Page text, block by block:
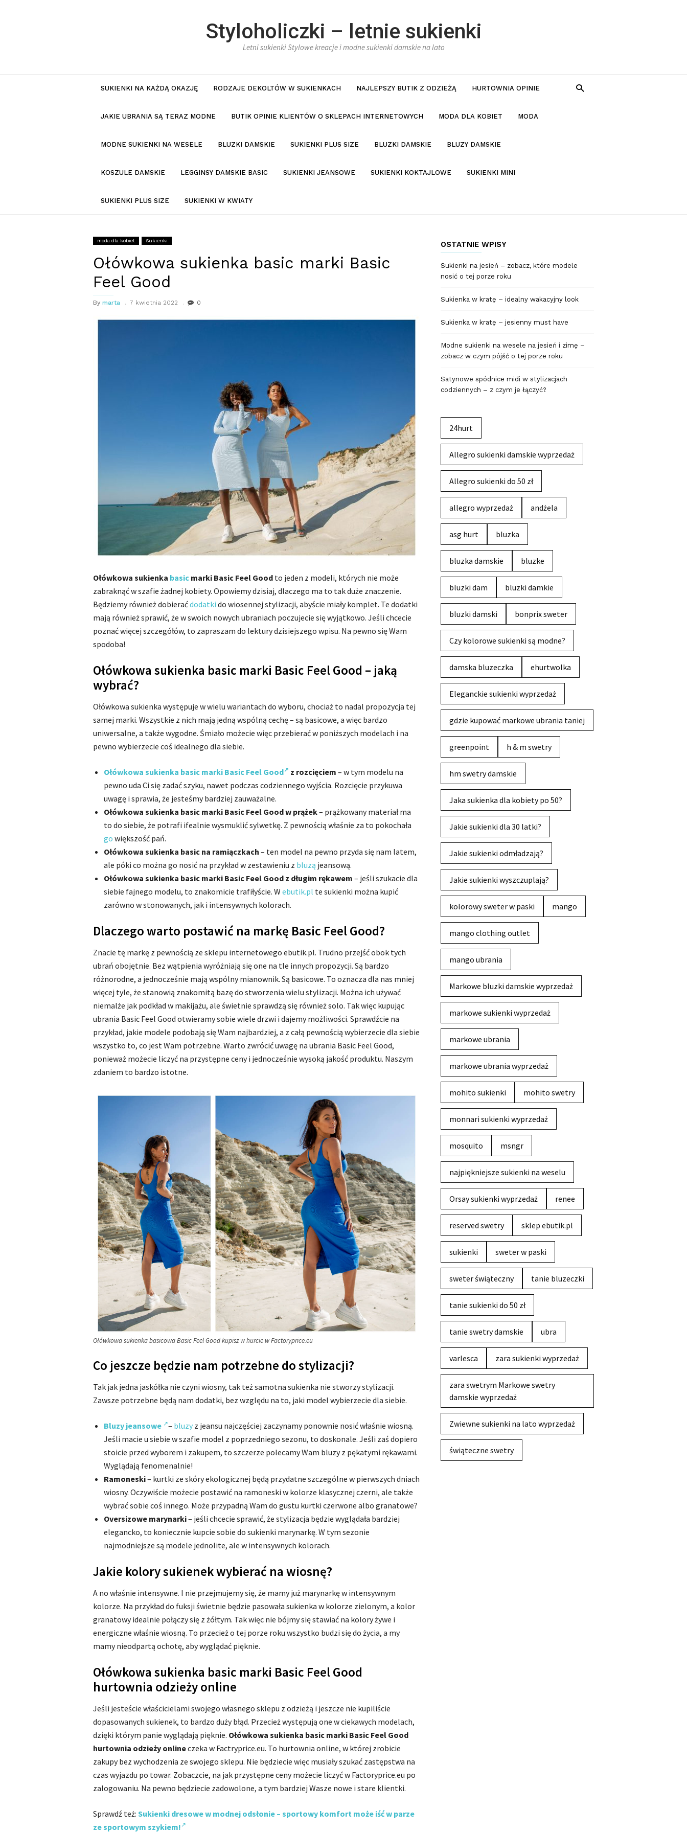
Styloholiczki – letnie sukienki
Letni sukienki Stylowe kreacje i modne sukienki damskie na lato
SUKIENKI NA KAŻDĄ OKAZJĘ RODZAJE DEKOLTÓW W SUKIENKACH NAJLEPSZY BUTIK Z ODZIEŻĄ HURTOWNIA OPINIE
JAKIE UBRANIA SĄ TERAZ MODNE BUTIK OPINIE KLIENTÓW O SKLEPACH INTERNETOWYCH MODA DLA KOBIET MODA
MODNE SUKIENKI NA WESELE BLUZKI DAMSKIE SUKIENKI PLUS SIZE BLUZKI DAMSKIE BLUZY DAMSKIE
KOSZULE DAMSKIE LEGGINSY DAMSKIE BASIC SUKIENKI JEANSOWE SUKIENKI KOKTAJLOWE SUKIENKI MINI
SUKIENKI PLUS SIZE SUKIENKI W KWIATY
moda dla kobiet Sukienki
Ołówkowa sukienka basic marki Basic
Feel Good
By marta 7 kwietnia 2022 0
Ołówkowa sukienka basic marki Basic Feel Good to jeden z modeli, których nie może
zabraknąć w szafie żadnej kobiety. Opowiemy dzisiaj, dlaczego ma to tak duże znaczenie.
Będziemy również dobieraćdodatki do wiosennej stylizacji, abyście miały komplet. Te dodatki
mają również sprawić, że w swoich nowych ubraniach poczujecie się wyjątkowo. Jeśli chcecie
poznać więcej szczegółów, to zapraszam do lektury dzisiejszego wpisu. Na pewno się Wam
spodoba!
Ołówkowa sukienka basic marki Basic Feel Good – jaką
wybrać?
Ołówkowa sukienka występuje w wielu wariantach do wyboru, chociaż to nadal propozycja tej
samej marki. Wszystkie z nich mają jedną wspólną cechę – są basicowe, a więc bardzo
uniwersalne, a także wygodne. Śmiało możecie więc przebierać w poniższych modelach i na
pewno wybierzecie coś idealnego dla siebie.
Ołówkowa sukienka basic marki Basic Feel Good z rozcięciem – w tym modelu na
pewno uda Ci się zadać szyku, nawet podczas codziennego wyjścia. Rozcięcie przykuwa
uwagę i sprawia, że jesteśmy bardziej zauważalne.
Ołówkowa sukienka basic marki Basic Feel Good w prążek– prążkowany materiał ma
to do siebie, że potrafi ifealnie wysmuklić sylwetkę. Z pewnością właśnie za to pokochała
go większość pań.
Ołówkowa sukienka basic na ramiączkach – ten model na pewno przyda się nam latem,
ale póki co można go nosić na przykład w zestawieniu z bluzą jeansową.
Ołówkowa sukienka basic marki Basic Feel Good z długim rękawem – jeśli szukacie dla
siebie fajnego modelu, to znakomicie trafiłyście. W ebutik.pl te sukienki można kupić
zarówno w stonowanych, jak i intensywnych kolorach.
Dlaczego warto postawić na markę Basic Feel Good?
Znacie tę markę z pewnością ze sklepu internetowego ebutik.pl. Trudno przejść obok tych
ubrań obojętnie. Bez wątpienia wyróżniają się one na tle innych propozycji. Są bardzo
różnorodne, a jednocześnie mają wspólny mianownik. Są basicowe. To oznacza dla nas mniej
więcej tyle, że stanowią znakomitą bazę do stworzenia wielu stylizacji. Można ich używać
niemalże jak podkład w makijażu, ale świetnie sprawdzą się również solo. Tak więc kupując
ubrania Basic Feel Good otwieramy sobie wiele drzwi i dajemy możliwości. Sprawdźcie na
przykład, jakie modele podobają się Wam najbardziej, a z całą pewnością wybierzecie dla siebie
wszystko to, co jest Wam potrzebne. Warto zwrócić uwagę na ubrania Basic Feel Good,
ponieważ możecie liczyć na przystępne ceny i jednocześnie wysoką jakość produktu. Naszym
zdaniem to bardzo istotne.
Ołówkowa sukienka basicowa Basic Feel Good kupisz w hurcie w Factoryprice.eu
Co jeszcze będzie nam potrzebne do stylizacji?
Tak jak jedna jaskółka nie czyni wiosny, tak też samotna sukienka nie stworzy stylizacji.
Zawsze potrzebne będą nam dodatki, bez względu na to, jaki model wybierzecie dla siebie.
Bluzy jeansowe – bluzy z jeansu najczęściej zaczynamy ponownie nosić właśnie wiosną.
Jeśli macie u siebie w szafie model z poprzedniego sezonu, to doskonale. Jeśli zaś dopiero
stoicie przed wyborem i zakupem, to szczerze polecamy Wam bluzy z pękatymi rękawami.
Wyglądają fenomenalnie!
Ramoneski– kurtki ze skóry ekologicznej będą przydatne szczególne w pierwszych dniach
wiosny. Oczywiście możecie postawić na ramoneski w kolorze klasycznej czerni, ale także
wybrać sobie coś innego. Może przypadną Wam do gustu kurtki czerwone albo granatowe?
Oversizowe marynarki– jeśli chcecie sprawić, że stylizacja będzie wyglądała bardziej
elegancko, to koniecznie kupcie sobie do sukienki marynarkę. W tym sezonie
najmodniejsze są modele jednolite, ale w intensywnych kolorach.
Jakie kolory sukienek wybierać na wiosnę?
A no właśnie intensywne. I nie przejmujemy się, że mamy już marynarkę w intensywnym
kolorze. Na przykład do fuksji świetnie będzie pasowała sukienka w kolorze zielonym, a kolor
granatowy idealnie połączy się z żółtym. Tak więc nie bójmy się stawiać na kolory żywe i
energiczne właśnie wiosną. To przecież o tej porze roku wszystko budzi się do życia, a my
mamy nieodpartą ochotę, aby wyglądać pięknie.
Ołówkowa sukienka basic marki Basic Feel Good
hurtownia odzieży online
Jeśli jesteście właścicielami swojego własnego sklepu z odzieżą i jeszcze nie kupiliście
dopasowanych sukienek, to bardzo duży błąd. Przecież występują one w ciekawych modelach,
dzięki którym panie wyglądają pięknie. Ołówkowa sukienka basic marki Basic Feel Good
hurtownia odzieży onlineczeka w Factryprice.eu. To hurtownia online, w której zrobicie
zakupy bez wychodzenia ze swojego sklepu. Nie będziecie więc musiały szukać zastępstwa na
czas wyjazdu po towar. Zobaczcie, na jak przystępne ceny możecie liczyć w Factoryprice.eu po
zalogowaniu. Na pewno będziecie zadowolone, a tym bardziej Wasze nowe i stare klientki.
Sprawdź też: Sukienki dresowe w modnej odsłonie – sportowy komfort może iść w parze
ze sportowym szykiem!
OSTATNIE WPISY
Sukienki na jesień – zobacz, które modele
nosić o tej porze roku
Sukienka w kratę – idealny wakacyjny look
Sukienka w kratę – jesienny must have
Modne sukienki na wesele na jesień i zimę –
zobacz w czym pójść o tej porze roku
Satynowe spódnice midi w stylizacjach
codziennych – z czym je łączyć?
24hurt
Allegro sukienki damskie wyprzedaż
Allegro sukienki do 50 zł
allegro wyprzedaż andżela
asg hurt bluzka
bluzka damskie bluzke
bluzki dam bluzki damkie
bluzki damski bonprix sweter
Czy kolorowe sukienki są modne?
damska bluzeczka ehurtwolka
Eleganckie sukienki wyprzedaż
gdzie kupować markowe ubrania taniej
greenpoint h & m swetry
hm swetry damskie
Jaka sukienka dla kobiety po 50?
Jakie sukienki dla 30 latki?
Jakie sukienki odmładzają?
Jakie sukienki wyszczuplają?
kolorowy sweter w paski mango
mango clothing outlet
mango ubrania
Markowe bluzki damskie wyprzedaż
markowe sukienki wyprzedaż
markowe ubrania
markowe ubrania wyprzedaż
mohito sukienki mohito swetry
monnari sukienki wyprzedaż
mosquito msngr
najpiękniejsze sukienki na weselu
Orsay sukienki wyprzedaż renee
reserved swetry sklep ebutik.pl
sukienki sweter w paski
sweter świąteczny tanie bluzeczki
tanie sukienki do 50 zł
tanie swetry damskie ubra
varlesca zara sukienki wyprzedaż
zara swetrym Markowe swetry
damskie wyprzedaż
Zwiewne sukienki na lato wyprzedaż
świąteczne swetry